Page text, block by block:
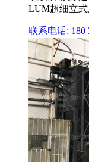
LUM超细立
联系电话: 180